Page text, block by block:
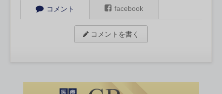
コメント facebook
コメントを書く